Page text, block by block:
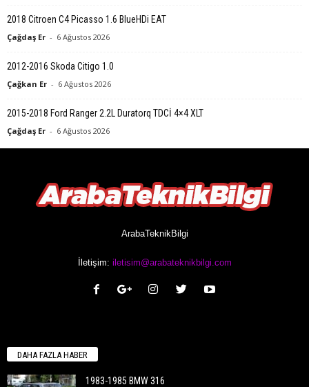
2018 Citroen C4 Picasso 1.6 BlueHDi EAT
Çağdaş Er - 6 Ağustos 2026
2012-2016 Skoda Citigo 1.0
Çağkan Er - 6 Ağustos 2026
2015-2018 Ford Ranger 2.2L Duratorq TDCİ 4×4 XLT
Çağdaş Er - 6 Ağustos 2026
ArabaTeknikBilgi
İletişim: iletisim@arabateknikbilgi.com
DAHA FAZLA HABER
1983-1985 BMW 316